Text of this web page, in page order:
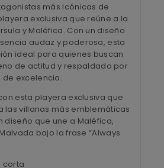
más icónicas de
exclusiva que reúne a la
y Maléfica. Con un diseño
audaz y poderosa, esta
ideal para quienes buscan
de actitud y respaldado por
excelencia.
esta playera exclusiva que
las villanas más emblemáticas
diseño que une a Maléfica,
bajo la frase “Always
corta